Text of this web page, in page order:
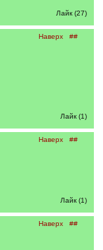
Лайк (27)
Наверх ##
Лайк (1)
Наверх ##
Лайк (1)
Наверх ##